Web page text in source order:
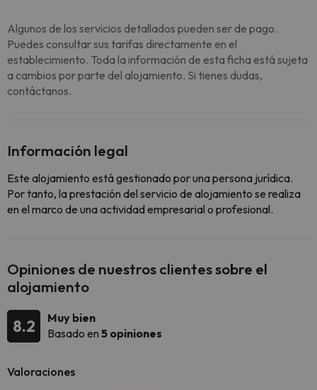
Algunos de los servicios detallados pueden ser de pago.
Puedes consultar sus tarifas directamente en el
establecimiento. Toda la información de esta ficha está sujeta
a cambios por parte del alojamiento. Si tienes dudas,
contáctanos.
Información legal
Este alojamiento está gestionado por una persona jurídica.
Por tanto, la prestación del servicio de alojamiento se realiza
en el marco de una actividad empresarial o profesional.
Opiniones de nuestros clientes sobre el
alojamiento
8.2
Muy bien
Basado en 5 opiniones